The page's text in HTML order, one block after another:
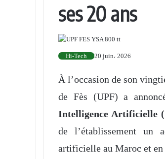
ses 20 ans
Hi-Tech 20 juin، 2026
À l’occasion de son
de Fès (UPF) a
Intelligence Artificielle
de l’établissement un
artificielle au Maroc et